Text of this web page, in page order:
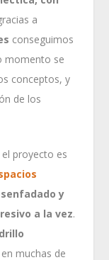
a
conseguimos
momento se
conceptos, y
de los
proyecto es
y
a la vez.
muchas de